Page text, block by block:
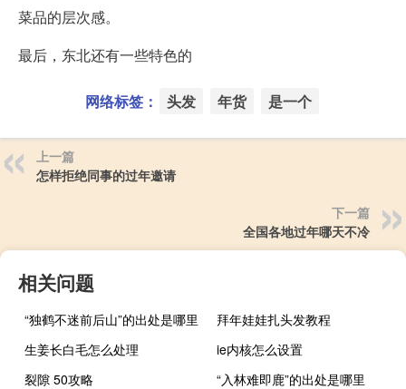
菜品的层次感。
最后，东北还有一些特色的
网络标签： 头发 年货 是一个
上一篇
怎样拒绝同事的过年邀请
下一篇
全国各地过年哪天不冷
相关问题
“独鹤不迷前后山”的出处是哪里
拜年娃娃扎头发教程
生姜长白毛怎么处理
ie内核怎么设置
裂隙 50攻略
“入林难即鹿”的出处是哪里